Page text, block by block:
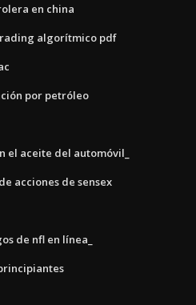
en china
algorítmico pdf
por petróleo
el aceite del automóvil_
acciones de sensex
de nfl en línea_